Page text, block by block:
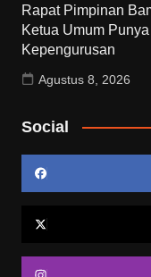
Rapat Pimpinan
Ketua Umum
Kepengurusan
Agustus 8, 2026
Social